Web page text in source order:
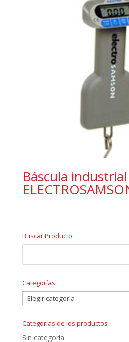
Báscula industrial
Buscar Producto
Categorías
Categorías
Categorías de los productos
Sin categoría